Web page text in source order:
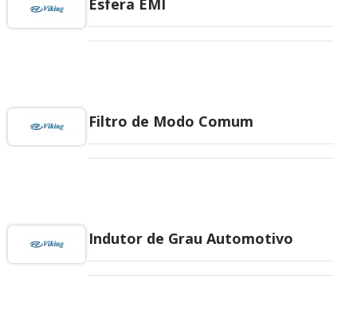
Filtro de Modo Comum
Indutor de Grau Automotivo